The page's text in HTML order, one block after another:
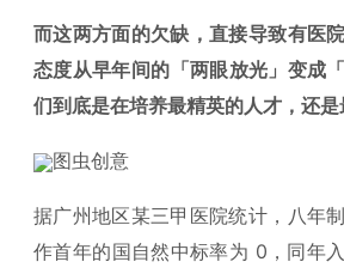
而这两方面的欠缺，直接导致有医
态度从早年间的「两眼放光」变
们到底是在培养最精英的人才，还是
图虫创意
据广州地区某三甲医院统计，八年
作首年的国自然中标率为 0，同年